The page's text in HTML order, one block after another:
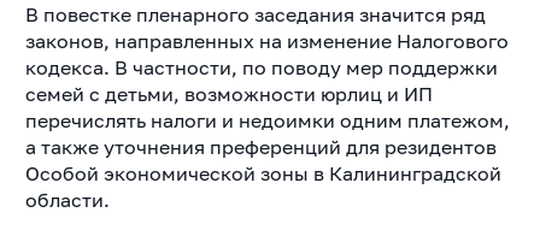
В повестке пленарного заседания значится ряд
законов, направленных на изменение Налогового
кодекса. В частности, по поводу мер поддержки
семей с детьми, возможности юрлиц и ИП
перечислять налоги и недоимки одним платежом,
а также уточнения преференций для резидентов
Особой экономической зоны в Калининградской
области.